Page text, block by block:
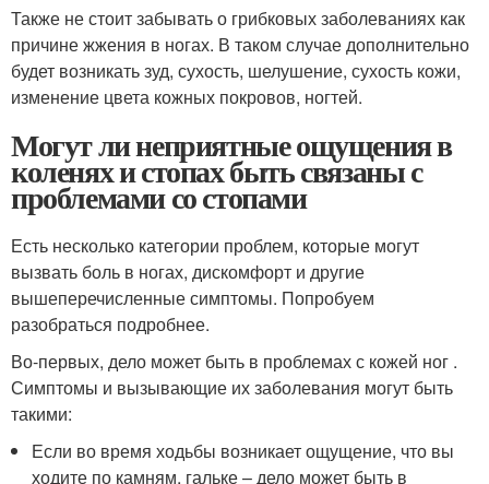
Также не стоит забывать о грибковых заболеваниях как
причине жжения в ногах. В таком случае дополнительно
будет возникать зуд, сухость, шелушение, сухость кожи,
изменение цвета кожных покровов, ногтей.
Могут ли неприятные ощущения в
коленях и стопах быть связаны с
проблемами со стопами
Есть несколько категории проблем, которые могут
вызвать боль в ногах, дискомфорт и другие
вышеперечисленные симптомы. Попробуем
разобраться подробнее.
Во-первых, дело может быть в проблемах с кожей ног .
Симптомы и вызывающие их заболевания могут быть
такими:
Если во время ходьбы возникает ощущение, что вы
ходите по камням, гальке – дело может быть в